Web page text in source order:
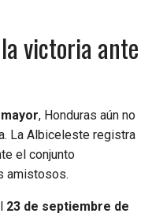
victoria ante
, Honduras aún no
La Albiceleste registra
el conjunto
amistosos.
23 de septiembre de